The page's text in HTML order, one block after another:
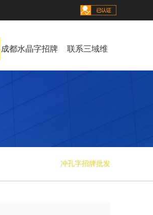
成都水晶字招牌 联系三域维
冲孔字招牌批发